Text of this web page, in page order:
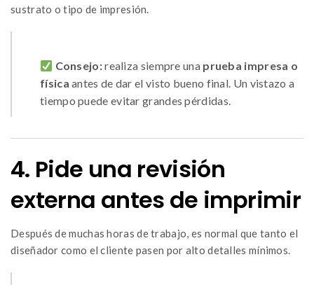
sustrato o tipo de impresión.
Consejo:realiza siempre una prueba impresa o
física antes de dar el visto bueno final. Un vistazo a
tiempo puede evitar grandes pérdidas.
4. Pide una revisión
externa antes de imprimir
Después de muchas horas de trabajo, es normal que tanto el
diseñador como el cliente pasen por alto detalles mínimos.